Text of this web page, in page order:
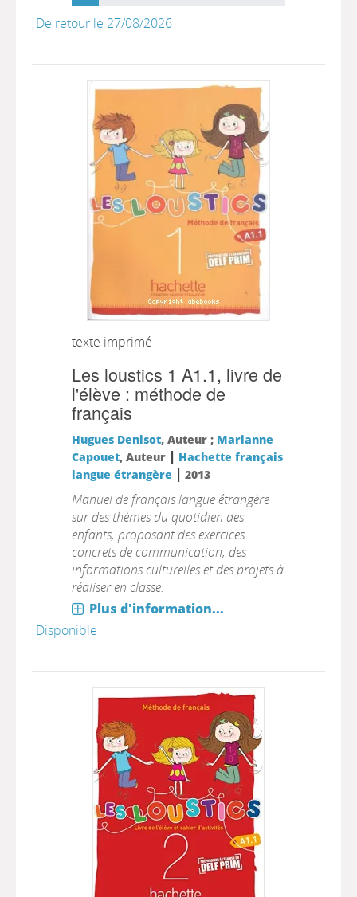
De retour le 27/08/2026
texte imprimé
Les loustics 1 A1.1, livre de
l'élève : méthode de
français
Hugues Denisot, Auteur ; Marianne
Capouet, Auteur | Hachette français
langue étrangère | 2013
Manuel de français langue étrangère
sur des thèmes du quotidien des
enfants, proposant des exercices
concrets de communication, des
informations culturelles et des projets à
réaliser en classe.
Plus d'information...
Disponible